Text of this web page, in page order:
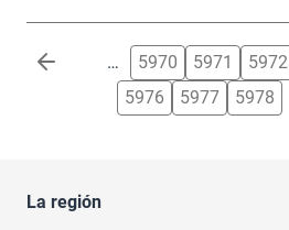
Paginación … 5970 5971 5972
5976
5977 5978
La región